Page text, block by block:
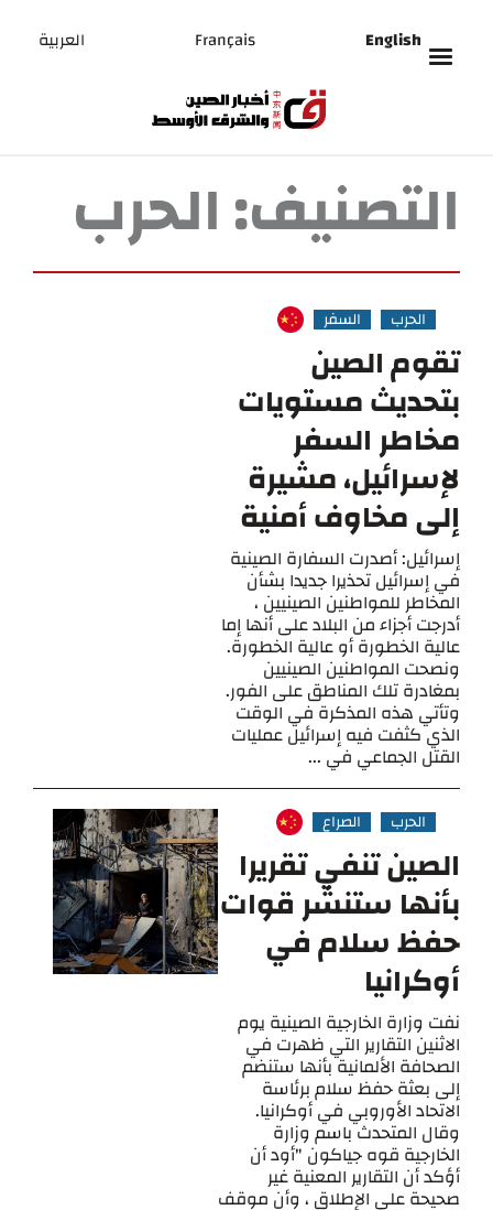
English
Français العربية
التصنيف:الحرب
الحرب السفر
تقوم الصين
بتحديث مستويات
مخاطر السفر
لإسرائيل، مشيرة
إلى مخاوف أمنية
إسرائيل: أصدرت السفارة الصينية
في إسرائيل تحذيرا جديدا بشأن
المخاطر للمواطنين الصينيين ،
أدرجت أجزاء من البلاد على أنها إما
عالية الخطورة أو عالية الخطورة.
ونصحت المواطنين الصينيين
بمغادرة تلك المناطق على الفور.
وتأتي هذه المذكرة في الوقت
الذي كثفت فيه إسرائيل عمليات
القتل الجماعي في ...
الحرب الصراع
الصين تنفي تقريرا
بأنها ستنشر قوات
حفظ سلام في
أوكرانيا
نفت وزارة الخارجية الصينية يوم
الاثنين التقارير التي ظهرت في
الصحافة الألمانية بأنها ستنضم
إلى بعثة حفظ سلام برئاسة
الاتحاد الأوروبي في أوكرانيا.
وقال المتحدث باسم وزارة
الخارجية قوه جياكون "أود أن
أؤكد أن التقارير المعنية غير
صحيحة على الإطلاق ، وأن موقف